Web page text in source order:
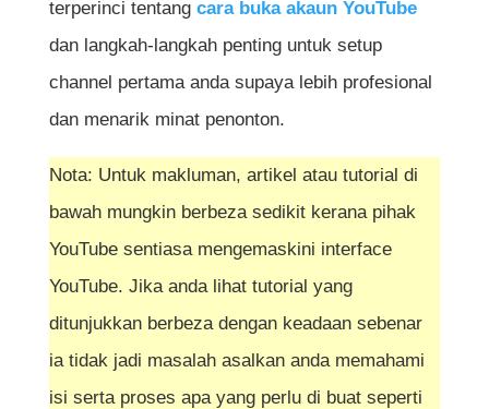
terperinci tentang cara buka akaun YouTube
dan langkah-langkah penting untuk setup
channel pertama anda supaya lebih profesional
dan menarik minat penonton.
Nota: Untuk makluman, artikel atau tutorial di
bawah mungkin berbeza sedikit kerana pihak
YouTube sentiasa mengemaskini interface
YouTube. Jika anda lihat tutorial yang
ditunjukkan berbeza dengan keadaan sebenar
ia tidak jadi masalah asalkan anda memahami
isi serta proses apa yang perlu di buat seperti